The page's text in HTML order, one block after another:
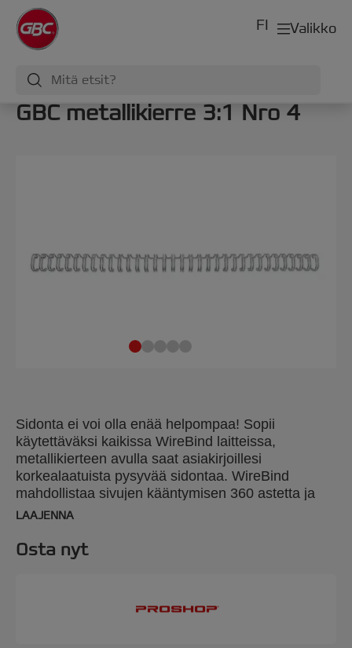
Valikko
FI
GBC metallikierre 3:1 Nro 4
Sidonta ei voi olla enää helpompaa! Sopii
käytettäväksi kaikissa WireBind laitteissa,
metallikierteen avulla saat asiakirjoillesi
korkealaatuista pysyvää sidontaa. WireBind
mahdollistaa sivujen kääntymisen 360 astetta ja
taittuu helposti esim. kopioimista varten. 3:1 jako ja
metallisidontalaitteisiin. Sidontakapasiteetti 55
sivua. A4 koko. Pakkaus: 250.
LAAJENNA
Osta nyt